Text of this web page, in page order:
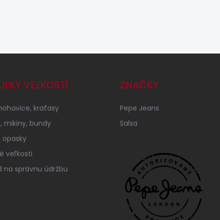
VEĽKOSTÍ
kraťasy
mikiny, bundy
opasky
veľkosti
na správnu údržbu
ZNAČKY
Pepe Jeans
Salsa